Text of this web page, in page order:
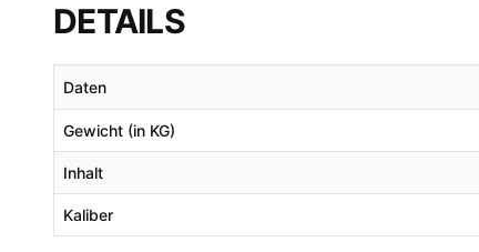
DETAILS
Daten
Gewicht (in KG)
Inhalt
Kaliber